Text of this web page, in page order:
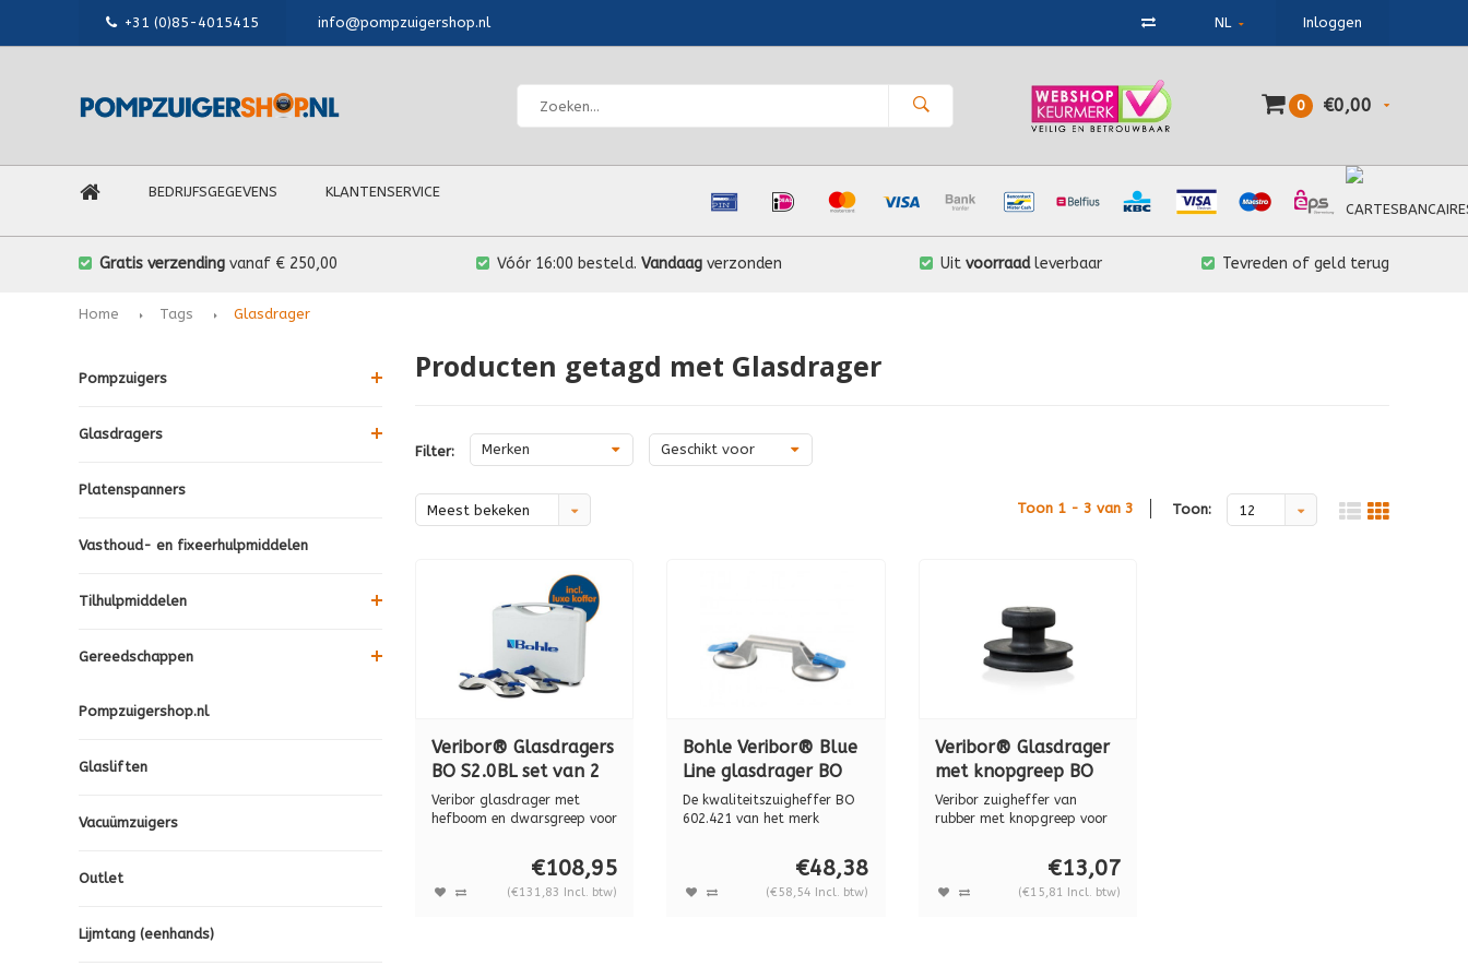
+31 (0)85-4015415 info@pompzuigershop.nl NL Inloggen
0 €0,00
BEDRIJFSGEGEVENS KLANTENSERVICE
Gratis verzending vanaf € 250,00 Vóór 16:00 besteld. Vandaag verzonden Uit voorraadleverbaar Tevreden of geld terug
Home Tags Glasdrager
Pompzuigers
Glasdragers
Platenspanners
Vasthoud- en fixeerhulpmiddelen
Tilhulpmiddelen
Gereedschappen
Pompzuigershop.nl
Glasliften
Vacuümzuigers
Outlet
Lijmtang (eenhands)
Producten getagd met Glasdrager
Filter: Merken Geschikt voor
Meest bekeken Toon 1 - 3 van 3 Toon: 12
Veribor® Glasdragers
BO S2.0BL set van 2
stuks in koffer
Veribor glasdrager met
hefboom en dwarsgreep voor
€108,95
(€131,83 Incl. btw)
Bohle Veribor® Blue
Line glasdrager BO
602.421, aluminium
60 kg.
De kwaliteitszuigheffer BO
602.421 van het merk
€48,38
(€58,54 Incl. btw)
Veribor® Glasdrager
met knopgreep BO
609.0 15 kg
Veribor zuigheffer van
rubber met knopgreep voor
€13,07
(€15,81 Incl. btw)